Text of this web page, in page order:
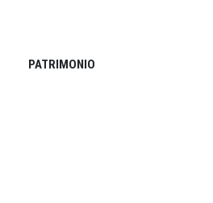
PATRIMONIO